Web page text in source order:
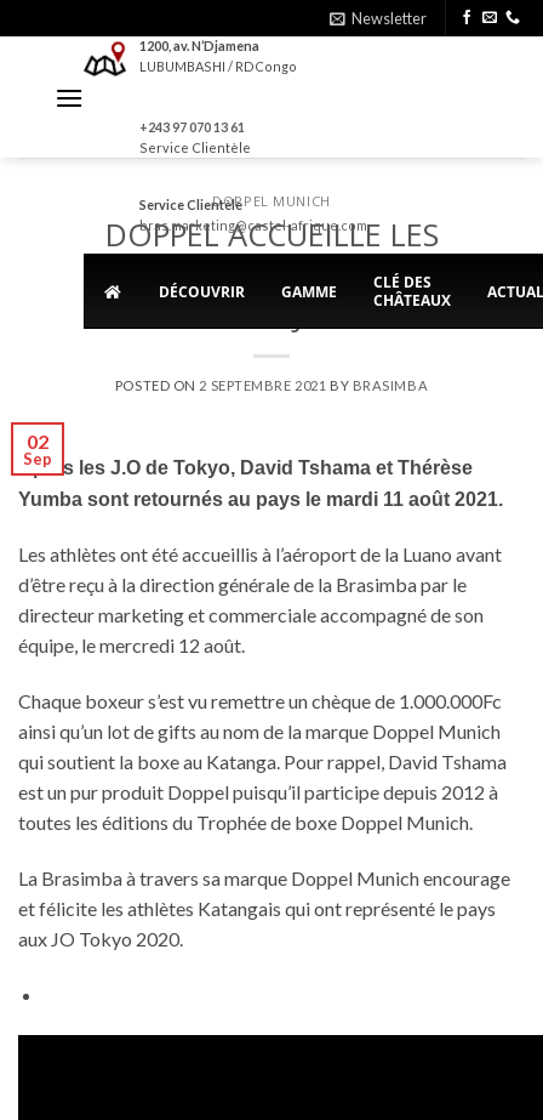
to
Newsletter
1200, av. N’Djamena
LUBUMBASHI / RDCongo
+243 97 070 13 61
Service Clientèle
Service Clientèle
bras.marketing@castel-afrique.com
DÉCOUVRIR GAMME
CLÉ DES
CHÂTEAUX
DOPPEL MUNICH
DOPPEL ACCUEILLE LES
BOXEURS KATANGAIS DE
RETOUR DES JO TOKYO
POSTED ON 2 SEPTEMBRE 2021 BY BRASIMBA
02
Sep
Après les J.O de Tokyo, David Tshama et Thérèse
Yumba sont retournés au pays le mardi 11 août 2021.
Les athlètes ont été accueillis à l’aéroport de la Luano avant
d’être reçu à la direction générale de la Brasimba par le
directeur marketing et commerciale accompagné de son
équipe, le mercredi 12 août.
Chaque boxeur s’est vu remettre un chèque de 1.000.000Fc
ainsi qu’un lot de gifts au nom de la marque Doppel Munich
qui soutient la boxe au Katanga. Pour rappel, David Tshama
est un pur produit Doppel puisqu’il participe depuis 2012 à
toutes les éditions du Trophée de boxe Doppel Munich.
La Brasimba à travers sa marque Doppel Munich encourage
et félicite les athlètes Katangais qui ont représenté le pays
aux JO Tokyo 2020.